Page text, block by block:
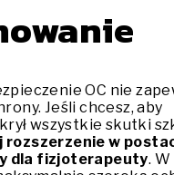
OC nie
Jeśli chcesz, aby
wszystkie skutki
rozszerzenie w
dla fizjoterapeuty.